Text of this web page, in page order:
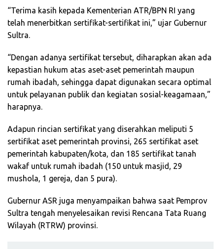
“Terima kasih kepada Kementerian ATR/BPN RI yang
telah menerbitkan sertifikat-sertifikat ini,” ujar Gubernur
Sultra.
“Dengan adanya sertifikat tersebut, diharapkan akan ada
kepastian hukum atas aset-aset pemerintah maupun
rumah ibadah, sehingga dapat digunakan secara optimal
untuk pelayanan publik dan kegiatan sosial-keagamaan,”
harapnya.
Adapun rincian sertifikat yang diserahkan meliputi 5
sertifikat aset pemerintah provinsi, 265 sertifikat aset
pemerintah kabupaten/kota, dan 185 sertifikat tanah
wakaf untuk rumah ibadah (150 untuk masjid, 29
mushola, 1 gereja, dan 5 pura).
Gubernur ASR juga menyampaikan bahwa saat Pemprov
Sultra tengah menyelesaikan revisi Rencana Tata Ruang
Wilayah (RTRW) provinsi.